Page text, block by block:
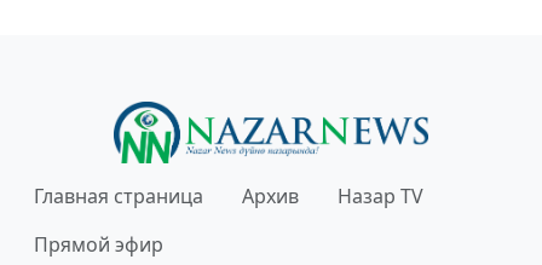
Главная страница Архив
Назар TV
Прямой эфир